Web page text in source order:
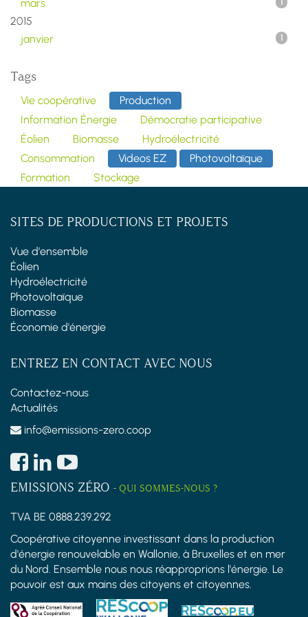
mars 1
2015
janvier
1
Tags
Vie coopérative
Production
Information Énergie
Démocratie participative
Éolien
Biomasse
Hydroélectricité
Consommation
Videos EZ
Photovoltaïque
Formation
Stockage
SITES DE PRODUCTIONS ET PROJETS
Vue d'ensemble
Éolien
Hydroélectricité
Photovoltaïque
Biomasse
Économie d'énergie
ENTREZ EN CONTACT AVEC NOUS
Contactez-nous
Actualités
info@emissions-zero.coop
EMISSIONS ZÉRO - QUI SOMMES-NOUS ?
TVA BE 0888.239.292
Coopérative citoyenne investissant dans la production
d'énergie renouvelable en Wallonie, à Bruxelles et en mer
du Nord. Ensemble nous nous réapproprions l'énergie. Le
pouvoir est aux mains des citoyens et citoyennes.